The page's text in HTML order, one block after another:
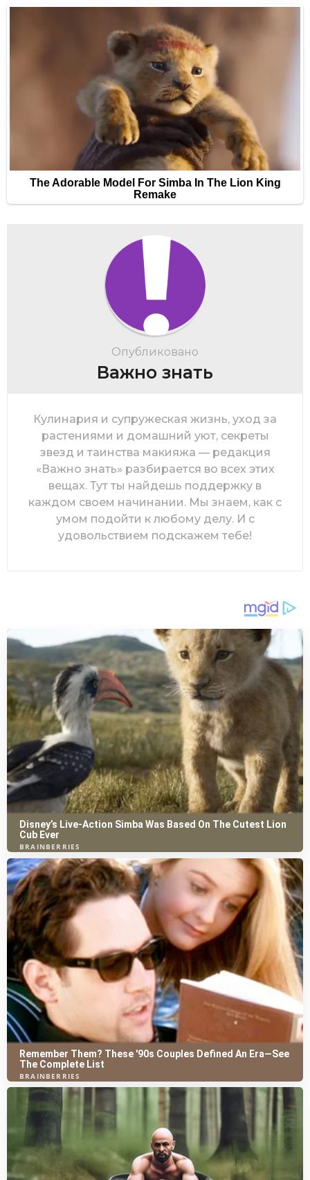
Опубликовано
Важно знать
Кулинария и супружеская жизнь, уход за
растениями и домашний уют, секреты
звезд и таинства макияжа — редакция
«Важно знать» разбирается во всех этих
вещах. Тут ты найдешь поддержку в
каждом своем начинании. Мы знаем, как с
умом подойти к любому делу. И с
удовольствием подскажем тебе!